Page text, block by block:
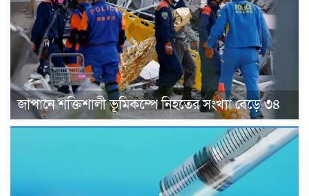
জাপানে শক্তিশালী ভূমিকম্পে নিহতের সংখ্যা বেড়ে ৩৪